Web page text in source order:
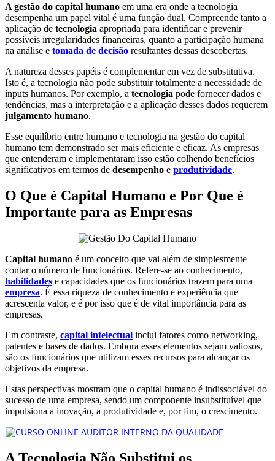
A gestão do capital humano em uma era onde a tecnologia
desempenha um papel vital é uma função dual. Compreende tanto a
aplicação de tecnologia apropriada para identificar e prevenir
possíveis irregularidades financeiras, quanto a participação humana
na análise e tomada de decisão resultantes dessas descobertas.
A natureza desses papéis é complementar em vez de substitutiva.
Isto é, a tecnologia não pode substituir totalmente a necessidade de
inputs humanos. Por exemplo, a tecnologia pode fornecer dados e
tendências, mas a interpretação e a aplicação desses dados requerem
julgamento humano.
Esse equilíbrio entre humano e tecnologia na gestão do capital
humano tem demonstrado ser mais eficiente e eficaz. As empresas
que entenderam e implementaram isso estão colhendo benefícios
significativos em termos de desempenho e produtividade.
O Que é Capital Humano e Por Que é
Importante para as Empresas
Capital humano é um conceito que vai além de simplesmente
contar o número de funcionários. Refere-se ao conhecimento,
habilidades e capacidades que os funcionários trazem para uma
empresa. É essa riqueza de conhecimento e experiência que
acrescenta valor, e é por isso que é de vital importância para as
empresas.
Em contraste, capital intelectual inclui fatores como networking,
patentes e bases de dados. Embora esses elementos sejam valiosos,
são os funcionários que utilizam esses recursos para alcançar os
objetivos da empresa.
Estas perspectivas mostram que o capital humano é indissociável do
sucesso de uma empresa, sendo um componente insubstituível que
impulsiona a inovação, a produtividade e, por fim, o crescimento.
A Tecnologia Não Substitui os